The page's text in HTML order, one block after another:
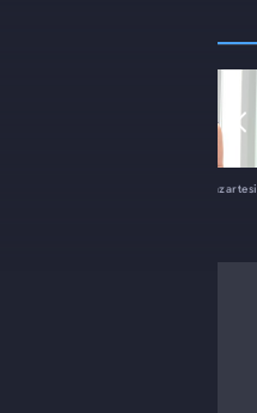
8 Haziran 2026, Pazartesi